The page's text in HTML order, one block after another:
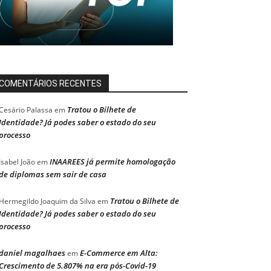
RECENTES
Palassa em Tratou o Bilhete de
Já podes saber o estado do seu
JoãoemINAAREES já permite homologação
diplomas sem sair de casa
Joaquim da Silva em Tratou o Bilhete de
Já podes saber o estado do seu
magalhaesemE-Commerce em Alta:
de 5.807% na era pós-Covid-19